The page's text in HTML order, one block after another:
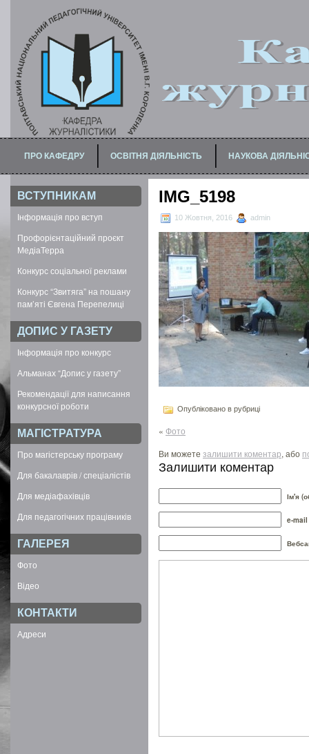
ПРО МАГІСТЕРСЬКУ ПРОГРАМУ ДЛЯ БАКАЛАВРІВ / СПЕЦІАЛІСТІВ
ПРО КАФЕДРУ ОСВІТНЯ ДІЯЛЬНІСТЬ НАУКОВА
ВСТУПНИКАМ
Інформація про вступ
Профорієнтаційний проєкт
МедіаТерра
Конкурс соціальної реклами
Конкурс “Звитяга” на пошану
пам’яті Євгена Перепелиці
ДОПИС У ГАЗЕТУ
Інформація про конкурс
Альманах “Допис у газету”
Рекомендації для написання
конкурсної роботи
МАГІСТРАТУРА
Про магістерську програму
Для бакалаврів / спеціалістів
Для медіафахівців
Для педагогічних працівників
ГАЛЕРЕЯ
Фото
Відео
КОНТАКТИ
Адреси
IMG_5198
10 Жовтня, 2016 admin
Опубліковано в рубриці
« Фото
Ви можете залишити коментар, або
Залишити коментар
Ім'я
e-mail